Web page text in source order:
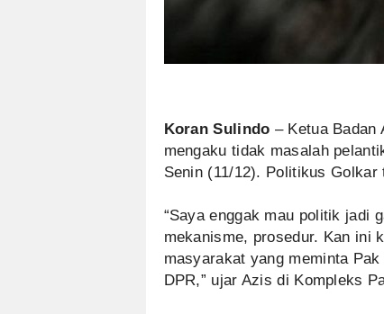
Koran Sulindo – Ketua Badan
mengaku tidak masalah
Senin (11/12). Politikus
“Saya enggak mau politik jadi
mekanisme, prosedur. Kan ini
masyarakat yang meminta
DPR,” ujar Azis di Kompleks